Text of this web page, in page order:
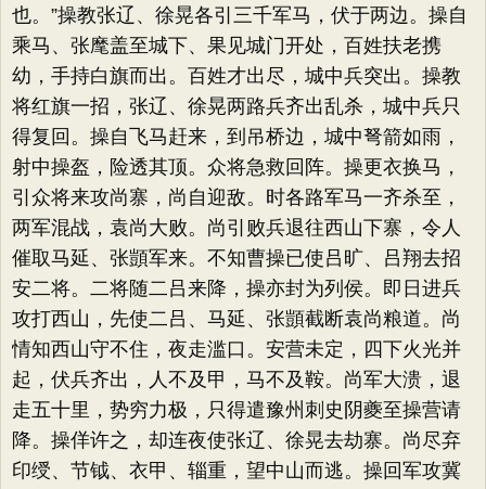
也。”操教张辽、徐晃各引三千军马，伏于两边。操自
乘马、张麾盖至城下、果见城门开处，百姓扶老携
幼，手持白旗而出。百姓才出尽，城中兵突出。操教
将红旗一招，张辽、徐晃两路兵齐出乱杀，城中兵只
得复回。操自飞马赶来，到吊桥边，城中弩箭如雨，
射中操盔，险透其顶。众将急救回阵。操更衣换马，
引众将来攻尚寨，尚自迎敌。时各路军马一齐杀至，
两军混战，袁尚大败。尚引败兵退往西山下寨，令人
催取马延、张顗军来。不知曹操已使吕旷、吕翔去招
安二将。二将随二吕来降，操亦封为列侯。即日进兵
攻打西山，先使二吕、马延、张顗截断袁尚粮道。尚
情知西山守不住，夜走滥口。安营未定，四下火光并
起，伏兵齐出，人不及甲，马不及鞍。尚军大溃，退
走五十里，势穷力极，只得遣豫州刺史阴夔至操营请
降。操佯许之，却连夜使张辽、徐晃去劫寨。尚尽弃
印绶、节钺、衣甲、辎重，望中山而逃。操回军攻冀